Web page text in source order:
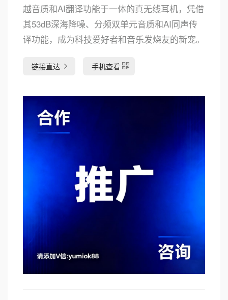
越音质和AI翻译功能于一体的真无线耳机，凭借
其53dB深海降噪、分频双单元音质和AI同声传
译功能，成为科技爱好者和音乐发烧友的新宠。
链接直达 手机查看